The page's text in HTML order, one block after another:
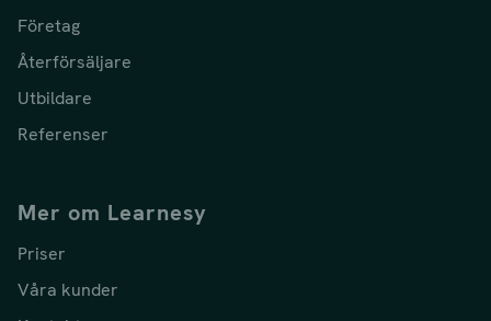
Företag
Återförsäljare
Utbildare
Referenser
Mer om Learnesy
Priser
Våra kunder